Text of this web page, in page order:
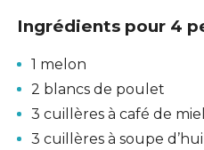
Ingrédients pour 4
1 melon
2 blancs de poulet
3 cuillères à café de
3 cuillères à soupe